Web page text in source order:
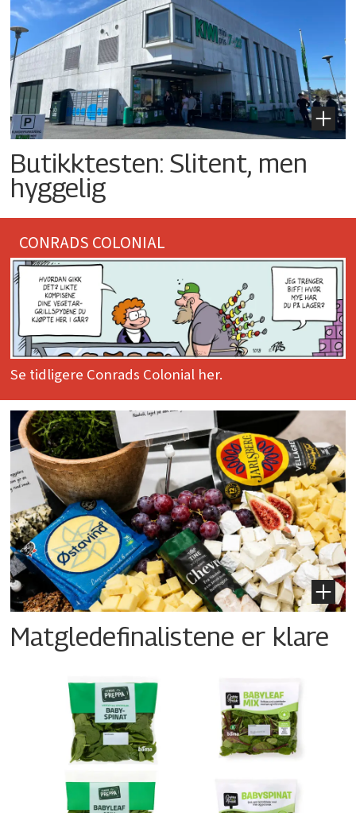
Butikktesten: Slitent, men
hyggelig
CONRADS COLONIAL
Se tidligere Conrads Colonial her.
Matgledefinalistene er klare